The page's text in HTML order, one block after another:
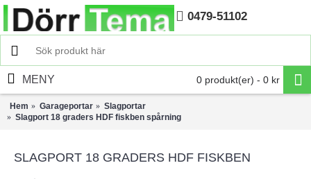
Hem 0479-51102
0 produkt(er) - 0 kr
MENY
Hem Garageportar
Slagportar
Slagport 18 graders HDF fiskben spårning
SLAGPORT 18 GRADERS HDF FISKBEN